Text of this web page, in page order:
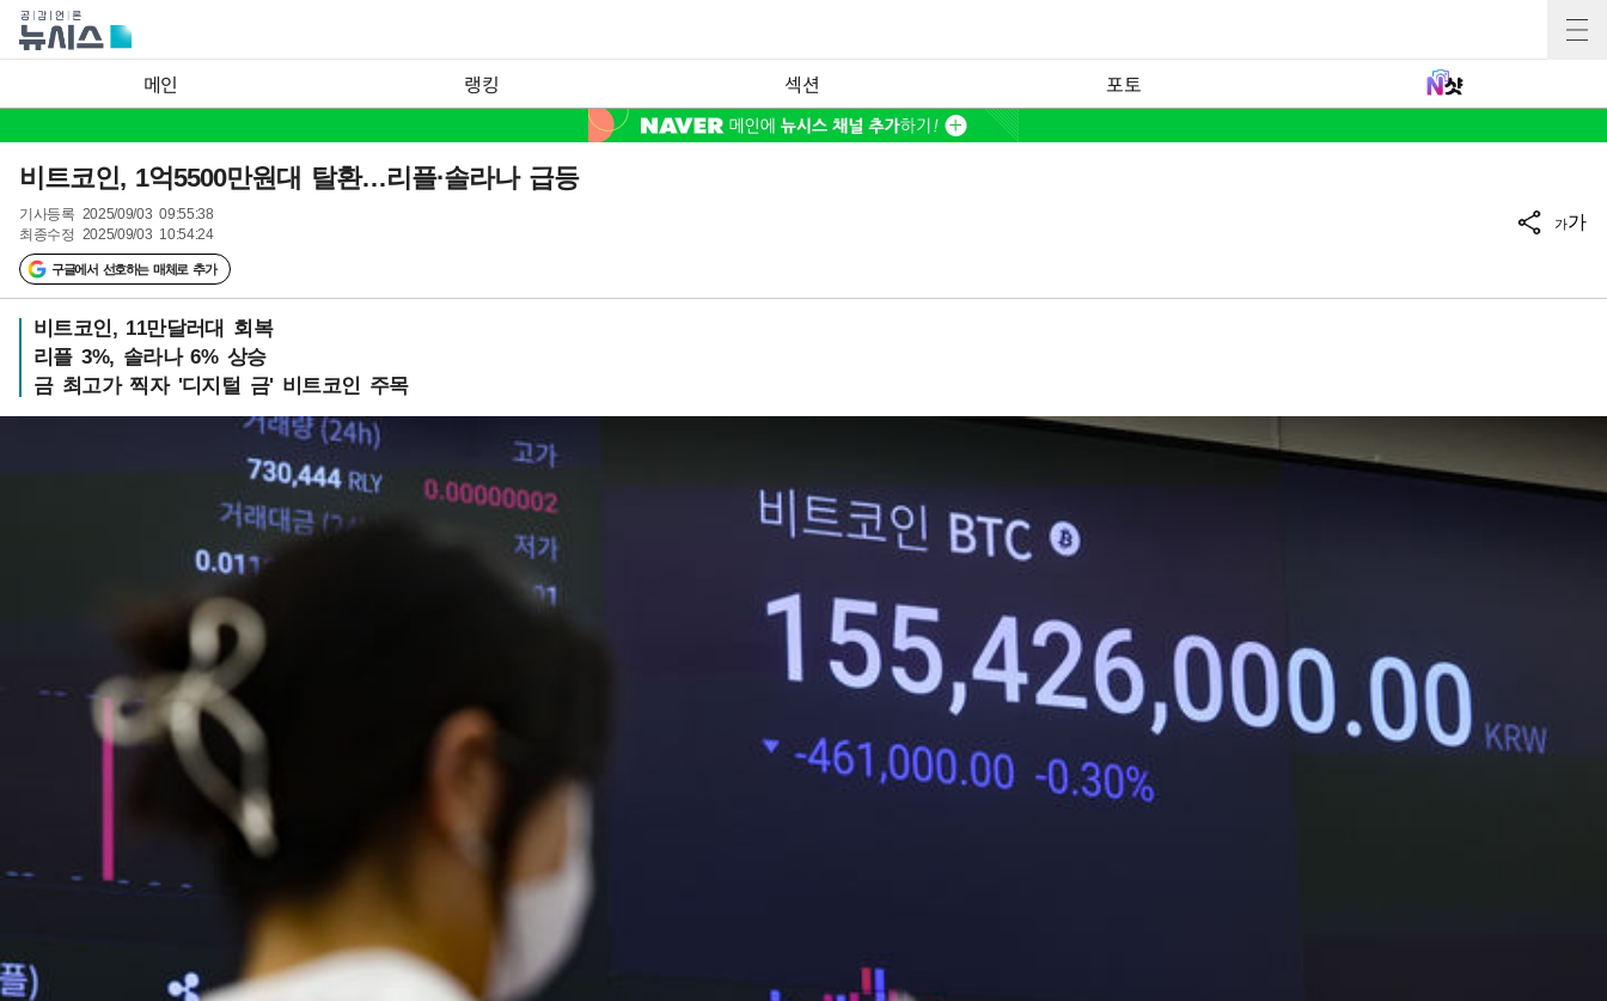
메인 랭킹 섹션 포토
비트코인, 1억5500만원대 탈환…리플·솔라나 급등
기사등록 2025/09/03 09:55:38
최종수정 2025/09/03 10:54:24
구글에서 선호하는 매체로 추가
가가
비트코인, 11만달러대 회복
리플 3%, 솔라나 6% 상승
금 최고가 찍자 '디지털 금' 비트코인 주목